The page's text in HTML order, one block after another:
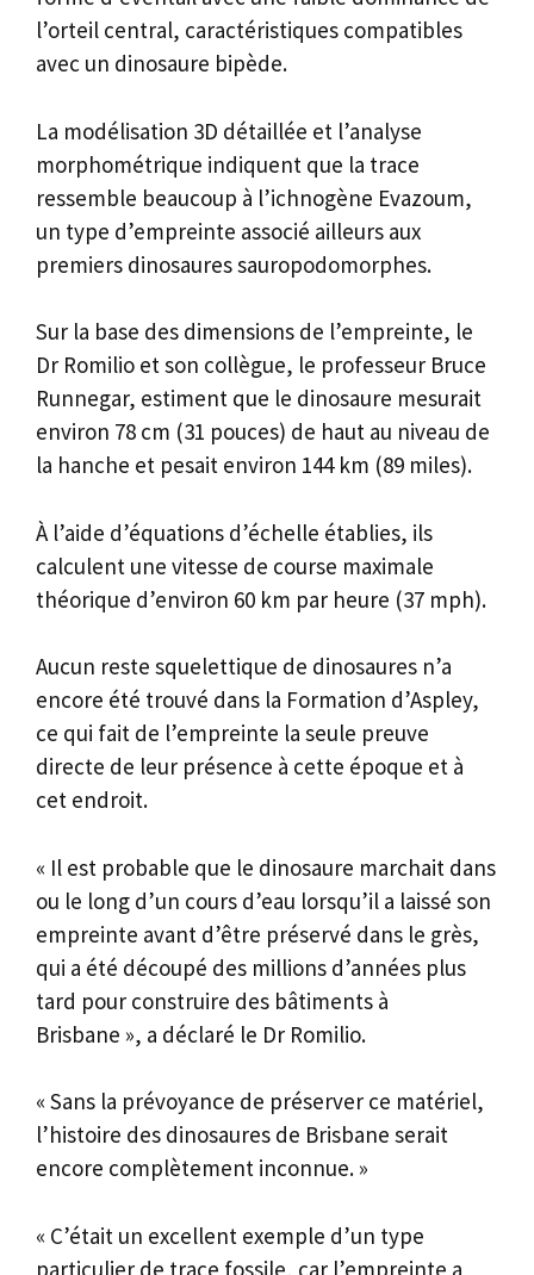
l’orteil central, caractéristiques compatibles
avec un dinosaure bipède.
La modélisation 3D détaillée et l’analyse
morphométrique indiquent que la trace
ressemble beaucoup à l’ichnogène Evazoum,
un type d’empreinte associé ailleurs aux
premiers dinosaures sauropodomorphes.
Sur la base des dimensions de l’empreinte, le
Dr Romilio et son collègue, le professeur Bruce
Runnegar, estiment que le dinosaure mesurait
environ 78 cm (31 pouces) de haut au niveau de
la hanche et pesait environ 144 km (89 miles).
À l’aide d’équations d’échelle établies, ils
calculent une vitesse de course maximale
théorique d’environ 60 km par heure (37 mph).
Aucun reste squelettique de dinosaures n’a
encore été trouvé dans la Formation d’Aspley,
ce qui fait de l’empreinte la seule preuve
directe de leur présence à cette époque et à
cet endroit.
« Il est probable que le dinosaure marchait dans
ou le long d’un cours d’eau lorsqu’il a laissé son
empreinte avant d’être préservé dans le grès,
qui a été découpé des millions d’années plus
tard pour construire des bâtiments à
Brisbane », a déclaré le Dr Romilio.
« Sans la prévoyance de préserver ce matériel,
l’histoire des dinosaures de Brisbane serait
encore complètement inconnue. »
« C’était un excellent exemple d’un type
particulier de trace fossile, car l’empreinte a